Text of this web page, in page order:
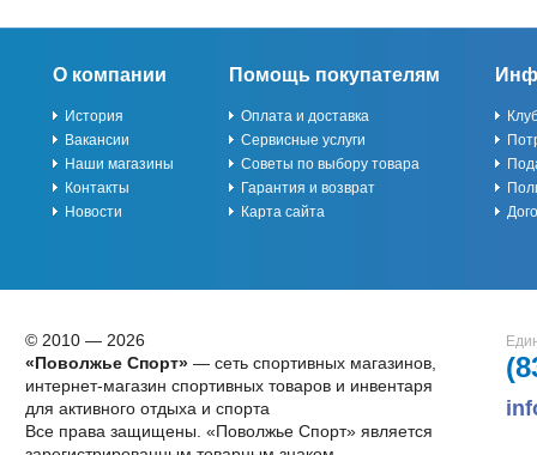
О компании
История
Вакансии
Наши магазины
Контакты
Новости
Помощь покупателям
Оплата и доставка
Сервисные услуги
Советы по выбору товара
Гарантия и возврат
Карта сайта
© 2010 — 2026
«Поволжье Спорт»— сеть спортивных магазинов,
интернет-магазин спортивных товаров и инвентаря
для активного отдыха и спорта
Все права защищены. «Поволжье Спорт» является